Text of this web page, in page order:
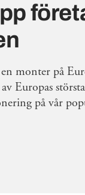
monter på
Europas
på vår